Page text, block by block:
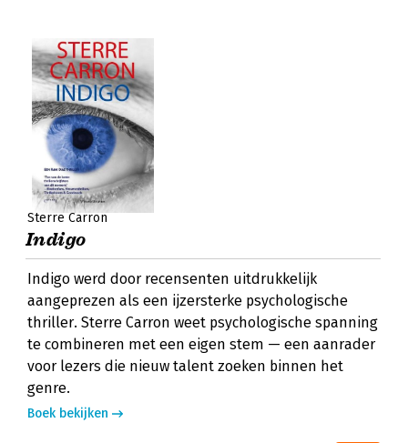
Sterre Carron
Indigo
Indigo werd door recensenten uitdrukkelijk
aangeprezen als een ijzersterke psychologische
thriller. Sterre Carron weet psychologische spanning
te combineren met een eigen stem — een aanrader
voor lezers die nieuw talent zoeken binnen het
genre.
Boek bekijken